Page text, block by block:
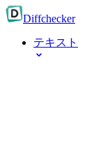
Diffchecker
テキスト